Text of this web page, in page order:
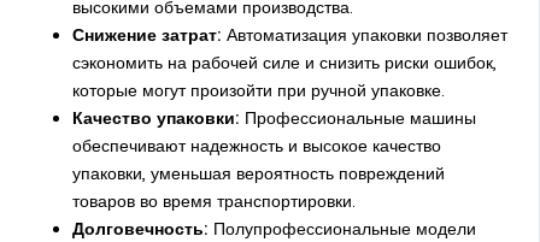
высокими объемами производства.
Снижение затрат: Автоматизация упаковки позволяет
сэкономить на рабочей силе и снизить риски ошибок,
которые могут произойти при ручной упаковке.
Качество упаковки: Профессиональные машины
обеспечивают надежность и высокое качество
упаковки, уменьшая вероятность повреждений
товаров во время транспортировки.
Долговечность: Полупрофессиональные модели